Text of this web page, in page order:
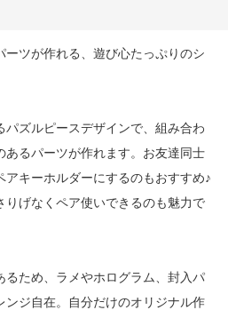
ツが作れる、遊び心たっぷりのシ
ズルピースデザインで、組み合わ
あるパーツが作れます。お友達同士
キーホルダーにするのもおすすめ♪
りげなくペア使いできるのも魅力で
るため、ラメやホログラム、封入パ
ンジ自在。自分だけのオリジナル作